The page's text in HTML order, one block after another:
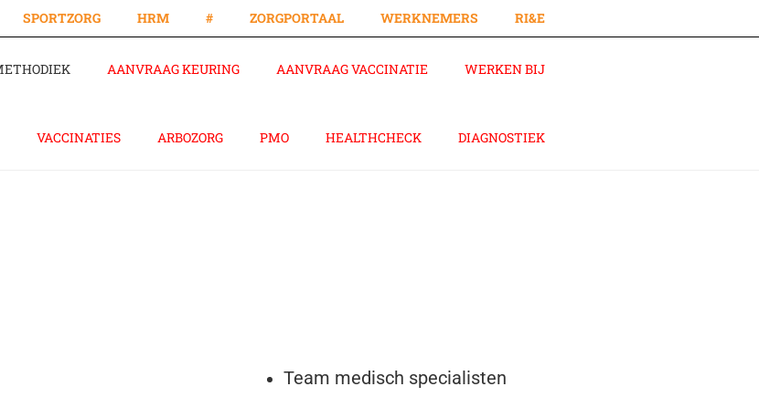
SPORTZORG HRM # ZORGPORTAAL WERKNEMERS RI&E
AANVRAAG KEURING AANVRAAG VACCINATIE WERKEN BIJ
VACCINATIES ARBOZORG PMO HEALTHCHECK DIAGNOSTIEK
Team medisch specialisten